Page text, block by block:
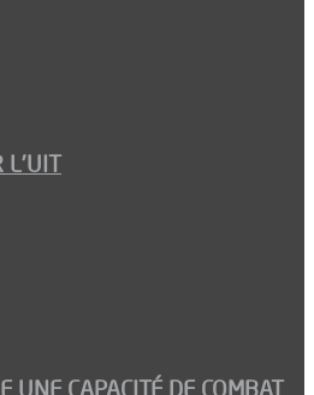
L’UIT
UNE CAPACITÉ DE COMBAT